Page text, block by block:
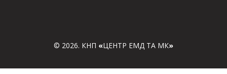
© 2026. КНП «ЦЕНТР ЕМД ТА МК»